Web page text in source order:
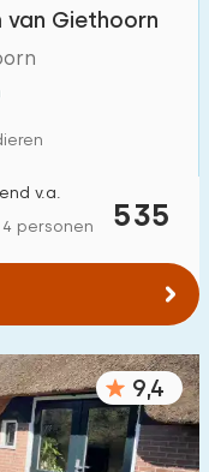
van Giethoorn
535
v.a.
4 personen
9,4